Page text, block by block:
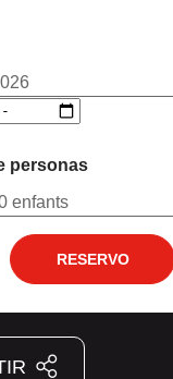
personas
enfants
RESERVO